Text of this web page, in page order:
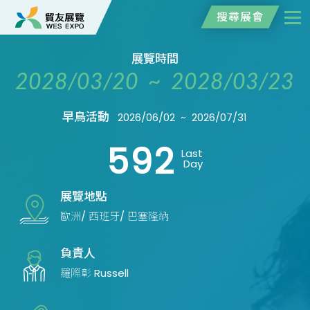
搜尋展會
展覽時間
2028/03/20 ~ 2028/03/23
早鳥活動 2026/06/02 ~ 2026/07/31
592 Last
Day
展覽地點
歐洲/ 西班牙/ 巴塞隆納
負責人
羅際彰 Russell